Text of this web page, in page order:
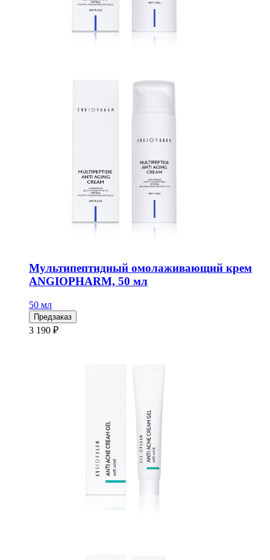
Мультипептидный омолаживающий крем
ANGIOPHARM, 50 мл
50 мл
Предзаказ
3 190 ₽